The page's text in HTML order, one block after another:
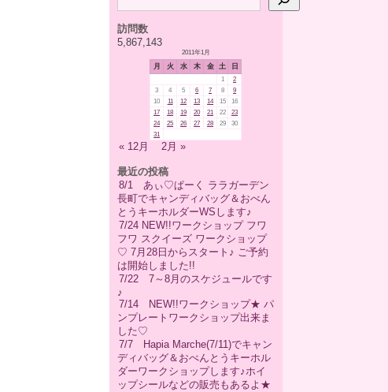
訪問数
5,867,143
2011年1月
月 火 水 木 金 土 日
1
2
3
4 5 6 7 8
9
10
11 12 13 14 15
16
17
18 19 20 21 22
23
24
25 26 27 28 29
30
31
« 12月 2月 »
最近の投稿
8/1 あぃ♡ぱーく ララガーデン
長町でキャンディバッグ＆おべん
とうキーホルダーWSします♪
7/24 NEW!!ワークショップ フワ
フワ スクイーズ ワークショップ
♡ 7月28日からスタート♪ ご予約
は開始しました!!
7/22 7～8月のスケジュールです
♪
7/14 NEW!!ワークショップ★ パ
ンプレートワークショップ出来ま
した♡
7/7 Hapia Marche(7/11)でキャン
ディバッグ＆おべんとうキーホル
ダーワークショップします♪ホイ
ップシールなどの販売もあるよ★